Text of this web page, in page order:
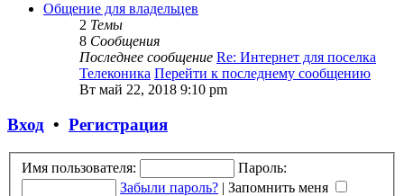
Общение для владельцев
2 Темы
8 Сообщения
Последнее сообщение Re: Интернет для поселка
Телеконика Перейти к последнему сообщению
Вт май 22, 2018 9:10 pm
Вход • Регистрация
Имя пользователя:
Пароль:
Забыли пароль? | Запомнить меня